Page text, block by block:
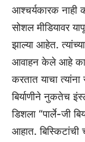
आश्चर्यकारक नाही
सोशल मीडियावर
झाल्या आहेत.
आवाहन केले आहे
करतात याचा
बिर्याणीने नुकतेच
डिशला “पार्ले-जी
आहात. बिस्किटांची